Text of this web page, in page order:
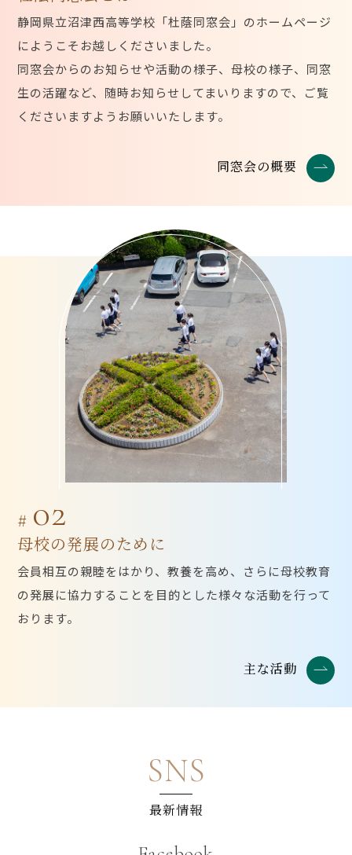
静岡県立沼津西高等学校「杜蔭同窓会」のホームページ
にようこそお越しくださいました。
同窓会からのお知らせや活動の様子、母校の様子、同窓
生の活躍など、随時お知らせしてまいりますので、ご覧
くださいますようお願いいたします。
同窓会の概要
# 02
母校の発展のために
会員相互の親睦をはかり、教養を高め、さらに母校教育
の発展に協力することを目的とした様々な活動を行って
おります。
主な活動
SNS
最新情報